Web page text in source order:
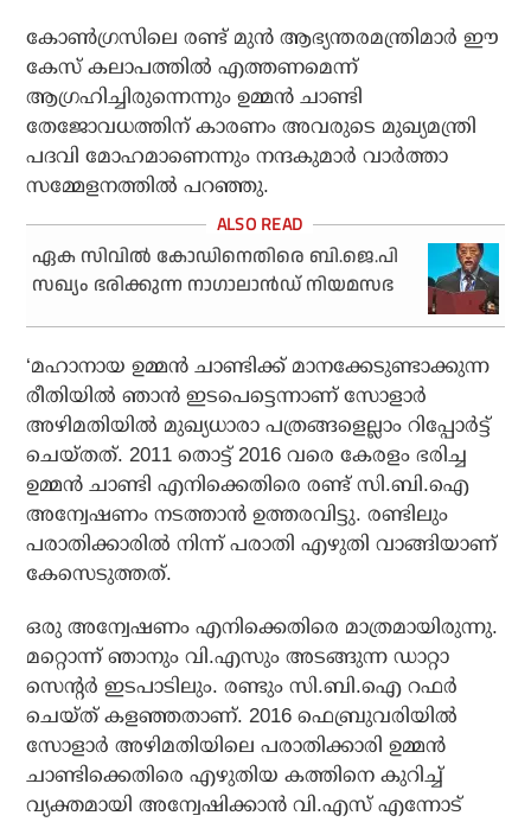
കോണ്‍ഗ്രസിലെ രണ്ട് മുന്‍ ആഭ്യന്തരമന്ത്രിമാര്‍ ഈ
കേസ് കലാപത്തില്‍ എത്തണമെന്ന്
ആഗ്രഹിച്ചിരുന്നെന്നും ഉമ്മന്‍ ചാണ്ടി
തേജോവധത്തിന് കാരണം അവരുടെ മുഖ്യമന്ത്രി
പദവി മോഹമാണെന്നും നന്ദകുമാര്‍ വാര്‍ത്താ
സമ്മേളനത്തില്‍ പറഞ്ഞു.
ഏക സിവിൽ കോഡിനെതിരെ ബി.ജെ.പി
സഖ്യം ഭരിക്കുന്ന നാഗാലാ‌ൻഡ് നിയമസഭ
‘മഹാനായ ഉമ്മന്‍ ചാണ്ടിക്ക് മാനക്കേടുണ്ടാക്കുന്ന
രീതിയില്‍ ഞാന്‍ ഇടപെട്ടെന്നാണ് സോളാര്‍
അഴിമതിയില്‍ മുഖ്യധാരാ പത്രങ്ങളെല്ലാം റിപ്പോര്‍ട്ട്
ചെയ്തത്. 2011 തൊട്ട് 2016 വരെ കേരളം ഭരിച്ച
ഉമ്മന്‍ ചാണ്ടി എനിക്കെതിരെ രണ്ട് സി.ബി.ഐ
അന്വേഷണം നടത്താന്‍ ഉത്തരവിട്ടു. രണ്ടിലും
പരാതിക്കാരില്‍ നിന്ന് പരാതി എഴുതി വാങ്ങിയാണ്
കേസെടുത്തത്.
ഒരു അന്വേഷണം എനിക്കെതിരെ മാത്രമായിരുന്നു.
മറ്റൊന്ന് ഞാനും വി.എസും അടങ്ങുന്ന ഡാറ്റാ
സെന്റര്‍ ഇടപാടിലും. രണ്ടും സി.ബി.ഐ റഫര്‍
ചെയ്ത് കളഞ്ഞതാണ്. 2016 ഫെബ്രുവരിയില്‍
സോളാര്‍ അഴിമതിയിലെ പരാതിക്കാരി ഉമ്മന്‍
ചാണ്ടിക്കെതിരെ എഴുതിയ കത്തിനെ കുറിച്ച്
വ്യക്തമായി അന്വേഷിക്കാന്‍ വി.എസ് എന്നോട്